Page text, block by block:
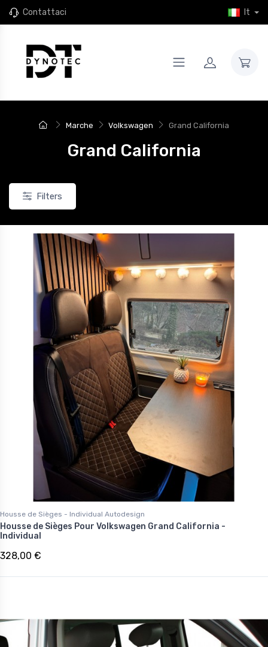
Contattaci It
Marche Volkswagen Grand California
Grand California
Filters
Housse de Sièges - Individual Autodesign
Housse de Sièges Pour Volkswagen Grand California -
Individual
328,00 €